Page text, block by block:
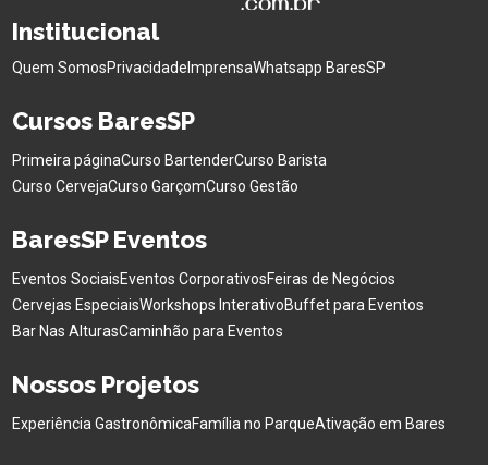
Institucional
Quem SomosPrivacidade ImprensaWhatsapp BaresSP
Cursos BaresSP
Primeira páginaCurso BartenderCurso Barista
Curso CervejaCurso GarçomCurso Gestão
BaresSP Eventos
Eventos SociaisEventos CorporativosFeiras de Negócios
Cervejas EspeciaisWorkshops InterativoBuffet para Eventos
Bar Nas AlturasCaminhão para Eventos
Nossos Projetos
Experiência GastronômicaFamília no ParqueAtivação em Bares